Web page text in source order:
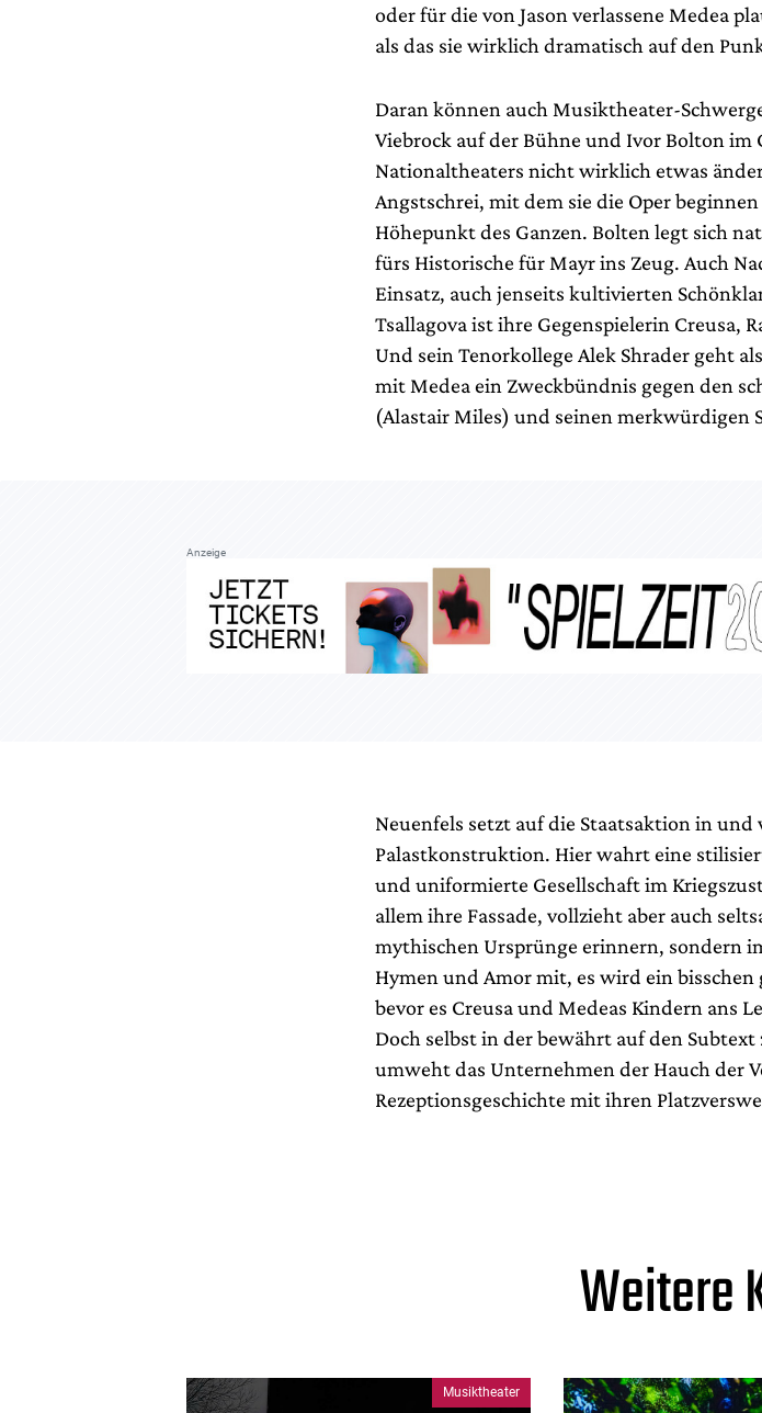
oder für die von Jason verlassene Medea
als das sie wirklich dramatisch auf den
Daran können auch Musiktheater-
Viebrock auf der Bühne und Ivor Bolton im
Nationaltheaters nicht wirklich etwas
Angstschrei, mit dem sie die Oper
Höhepunkt des Ganzen. Bolten legt sich
fürs Historische für Mayr ins Zeug. Auch
Einsatz, auch jenseits kultivierten
Tsallagova ist ihre Gegenspielerin Creusa,
Und sein Tenorkollege Alek Shrader geht
mit Medea ein Zweckbündnis gegen den
(Alastair Miles) und seinen merkwürdigen
Anzeige
Neuenfels setzt auf die Staatsaktion in
Palastkonstruktion. Hier wahrt eine
und uniformierte Gesellschaft im
allem ihre Fassade, vollzieht aber auch
mythischen Ursprünge erinnern, sondern
Hymen und Amor mit, es wird ein
bevor es Creusa und Medeas Kindern ans
Doch selbst in der bewährt auf den
umweht das Unternehmen der Hauch der
Rezeptionsgeschichte mit ihren
Weitere
Musiktheater